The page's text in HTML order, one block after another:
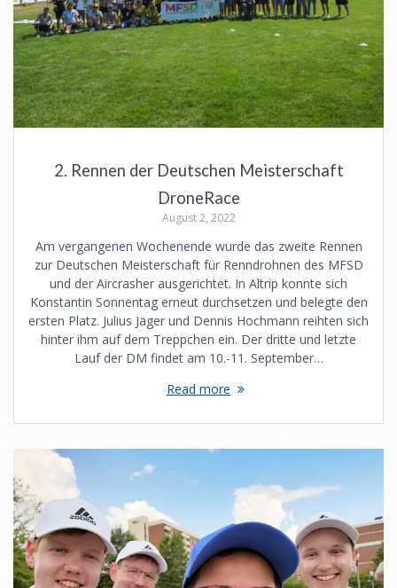
2. Rennen der Deutschen Meisterschaft
DroneRace
August 2, 2022
Am vergangenen Wochenende wurde das zweite Rennen
zur Deutschen Meisterschaft für Renndrohnen des MFSD
und der Aircrasher ausgerichtet. In Altrip konnte sich
Konstantin Sonnentag erneut durchsetzen und belegte den
ersten Platz. Julius Jäger und Dennis Hochmann reihten sich
hinter ihm auf dem Treppchen ein. Der dritte und letzte
Lauf der DM findet am 10.-11. September…
Read more